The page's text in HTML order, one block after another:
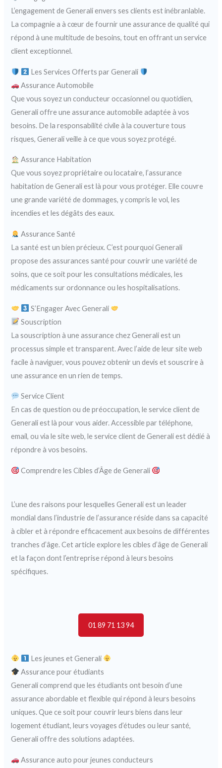
L’engagement de Generali envers ses clients est inébranlable.
La compagnie a à cœur de fournir une assurance de qualité qui
répond à une multitude de besoins, tout en offrant un service
client exceptionnel.
Les Services Offerts par Generali
Assurance Automobile
Que vous soyez un conducteur occasionnel ou quotidien,
Generali offre une assurance automobile adaptée à vos
besoins. De la responsabilité civile à la couverture tous
risques, Generali veille à ce que vous soyez protégé.
Assurance Habitation
Que vous soyez propriétaire ou locataire, l’assurance
habitation de Generali est là pour vous protéger. Elle couvre
une grande variété de dommages, y compris le vol, les
incendies et les dégâts des eaux.
Assurance Santé
La santé est un bien précieux. C’est pourquoi Generali
propose des assurances santé pour couvrir une variété de
soins, que ce soit pour les consultations médicales, les
médicaments sur ordonnance ou les hospitalisations.
S’Engager Avec Generali
Souscription
La souscription à une assurance chez Generali est un
processus simple et transparent. Avec l’aide de leur site web
facile à naviguer, vous pouvez obtenir un devis et souscrire à
une assurance en un rien de temps.
Service Client
En cas de question ou de préoccupation, le service client de
Generali est là pour vous aider. Accessible par téléphone,
email, ou via le site web, le service client de Generali est dédié à
répondre à vos besoins.
Comprendre les Cibles d’Âge de Generali
L’une des raisons pour lesquelles Generali est un leader
mondial dans l’industrie de l’assurance réside dans sa capacité
à cibler et à répondre efficacement aux besoins de différentes
tranches d’âge. Cet article explore les cibles d’âge de Generali
et la façon dont l’entreprise répond à leurs besoins
spécifiques.
01 89 71 13 94
Les jeunes et Generali
Assurance pour étudiants
Generali comprend que les étudiants ont besoin d’une
assurance abordable et flexible qui répond à leurs besoins
uniques. Que ce soit pour couvrir leurs biens dans leur
logement étudiant, leurs voyages d’études ou leur santé,
Generali offre des solutions adaptées.
Assurance auto pour jeunes conducteurs